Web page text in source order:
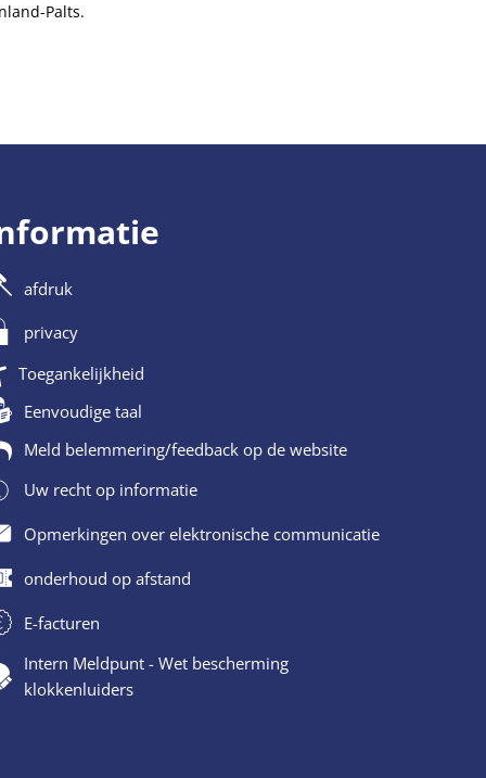
Palts.
afdruk
privacy
Toegankelijkheid
Eenvoudige taal
Meld belemmering/feedback op de website
Uw recht op informatie
Opmerkingen over elektronische communicatie
onderhoud op afstand
E-facturen
Intern Meldpunt - Wet bescherming
klokkenluiders